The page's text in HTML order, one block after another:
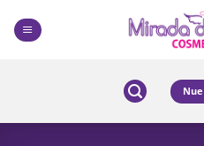
content